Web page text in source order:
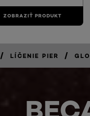
ZOBRAZIŤ PRODUKT
/ LÍČENIE PIER /